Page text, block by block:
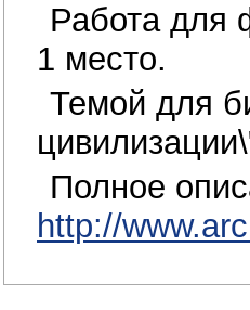
Работа для
1 место.
Темой для
Полное
http://